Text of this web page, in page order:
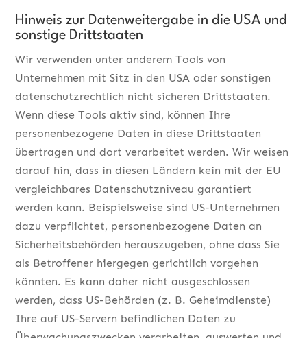
Hinweis zur Datenweitergabe in die USA und
sonstige Drittstaaten
Wir verwenden unter anderem Tools von
Unternehmen mit Sitz in den USA oder sonstigen
datenschutzrechtlich nicht sicheren Drittstaaten.
Wenn diese Tools aktiv sind, können Ihre
personenbezogene Daten in diese Drittstaaten
übertragen und dort verarbeitet werden. Wir weisen
darauf hin, dass in diesen Ländern kein mit der EU
vergleichbares Datenschutzniveau garantiert
werden kann. Beispielsweise sind US-Unternehmen
dazu verpflichtet, personenbezogene Daten an
Sicherheitsbehörden herauszugeben, ohne dass Sie
als Betroffener hiergegen gerichtlich vorgehen
könnten. Es kann daher nicht ausgeschlossen
werden, dass US-Behörden (z. B. Geheimdienste)
Ihre auf US-Servern befindlichen Daten zu